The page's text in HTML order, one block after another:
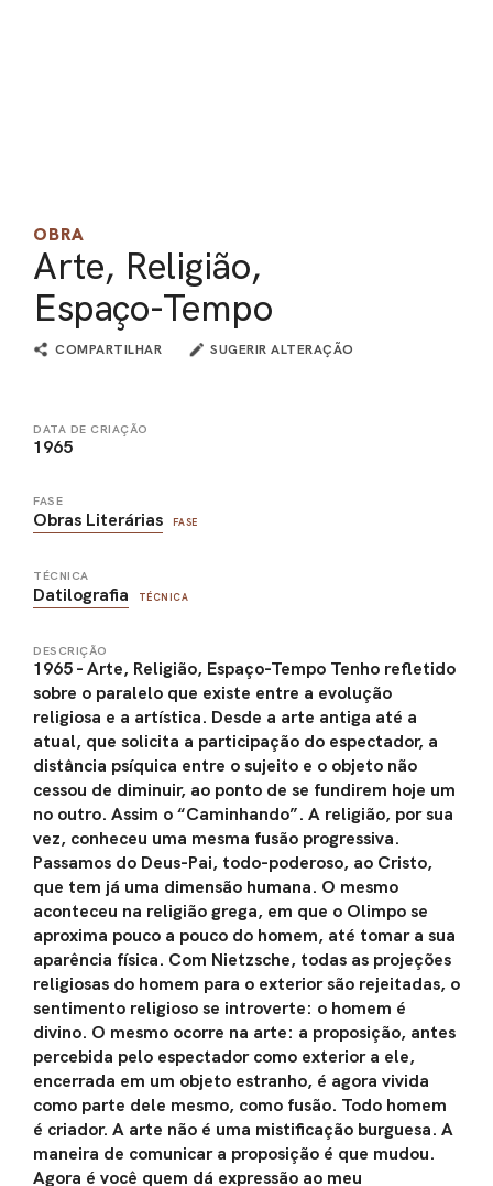
OBRA
Arte, Religião,
Espaço-Tempo
COMPARTILHAR SUGERIR ALTERAÇÃO
DATA DE CRIAÇÃO
1965
FASE
Obras Literárias FASE
TÉCNICA
Datilografia TÉCNICA
DESCRIÇÃO
1965 - Arte, Religião, Espaço-Tempo Tenho refletido
sobre o paralelo que existe entre a evolução
religiosa e a artística. Desde a arte antiga até a
atual, que solicita a participação do espectador, a
distância psíquica entre o sujeito e o objeto não
cessou de diminuir, ao ponto de se fundirem hoje um
no outro. Assim o “Caminhando”. A religião, por sua
vez, conheceu uma mesma fusão progressiva.
Passamos do Deus-Pai, todo-poderoso, ao Cristo,
que tem já uma dimensão humana. O mesmo
aconteceu na religião grega, em que o Olimpo se
aproxima pouco a pouco do homem, até tomar a sua
aparência física. Com Nietzsche, todas as projeções
religiosas do homem para o exterior são rejeitadas, o
sentimento religioso se introverte: o homem é
divino. O mesmo ocorre na arte: a proposição, antes
percebida pelo espectador como exterior a ele,
encerrada em um objeto estranho, é agora vivida
como parte dele mesmo, como fusão. Todo homem
é criador. A arte não é uma mistificação burguesa. A
maneira de comunicar a proposição é que mudou.
Agora é você quem dá expressão ao meu